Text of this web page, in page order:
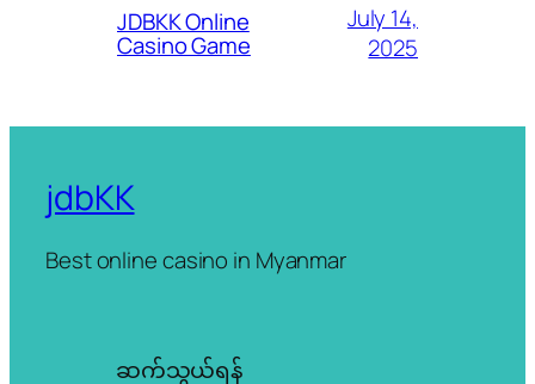
JDBKK Online
Casino Game
July 14,
2025
jdbKK
Best online casino in Myanmar
ဆက်သွယ်ရန်